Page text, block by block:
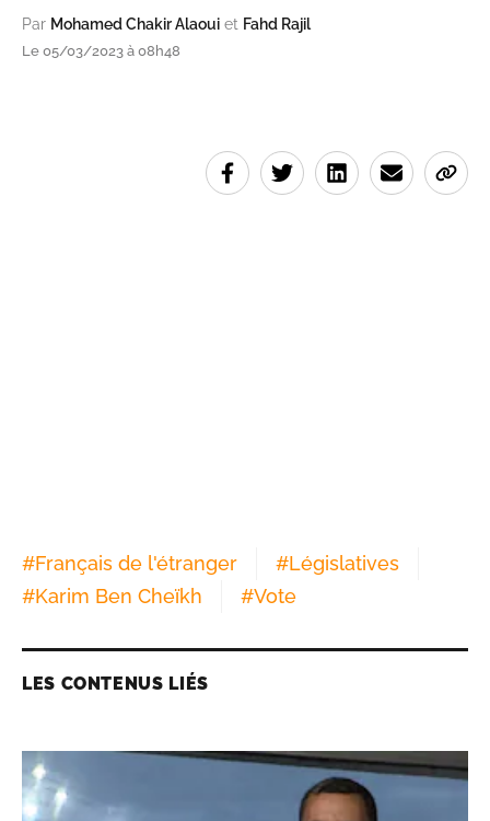
Par Mohamed Chakir Alaoui et Fahd Rajil
Le 05/03/2023 à 08h48
#Français de l'étranger #Législatives
#Karim Ben Cheïkh #Vote
LES CONTENUS LIÉS